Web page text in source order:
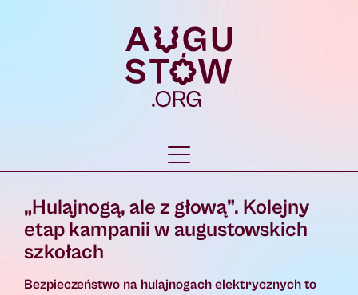
„Hulajnogą, ale z głową”. Kolejny
etap kampanii w augustowskich
szkołach
Bezpieczeństwo na hulajnogach elektrycznych to